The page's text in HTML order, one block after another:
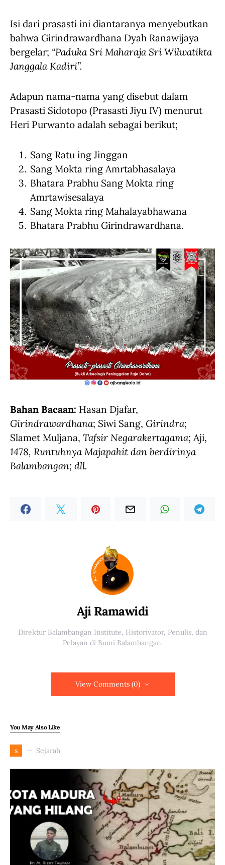
Isi dari prasasti ini diantaranya menyebutkan
bahwa Girindrawardhana Dyah Ranawijaya
bergelar; “Paduka Sri Maharaja Sri Wilwatikta
Janggala Kadiri”.
Adapun nama-nama yang disebut dalam
Prasasti Sidotopo (Prasasti Jiyu IV) menurut
Heri Purwanto adalah sebagai berikut;
Sang Ratu ing Jinggan
Sang Mokta ring Amrtabhasalaya
Bhatara Prabhu Sang Mokta ring
Amrtawisesalaya
Sang Mokta ring Mahalayabhawana
Bhatara Prabhu Girindrawardhana.
Bahan Bacaan: Hasan Djafar,
Girindrawardhana; Siwi Sang, Girindra;
Slamet Muljana, Tafsir Negarakertagama; Aji,
1478, Runtuhnya Majapahit dan berdirinya
Balambangan; dll.
Aji Ramawidi
Direktur Balambangan Institute, Historivator, Penulis, dan
Pelayan di Bumi Balambangan.
View Comments (0)
You May Also Like
s Sejarah